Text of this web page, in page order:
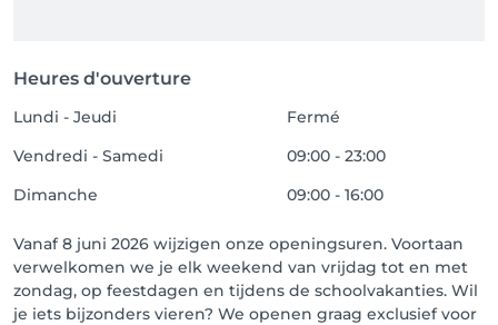
Heures d'ouverture
Lundi - Jeudi
Fermé
Vendredi - Samedi
09:00 - 23:00
Dimanche
09:00 - 16:00
Vanaf 8 juni 2026 wijzigen onze openingsuren. Voortaan
verwelkomen we je elk weekend van vrijdag tot en met
zondag, op feestdagen en tijdens de schoolvakanties. Wil
je iets bijzonders vieren? We openen graag exclusief voor